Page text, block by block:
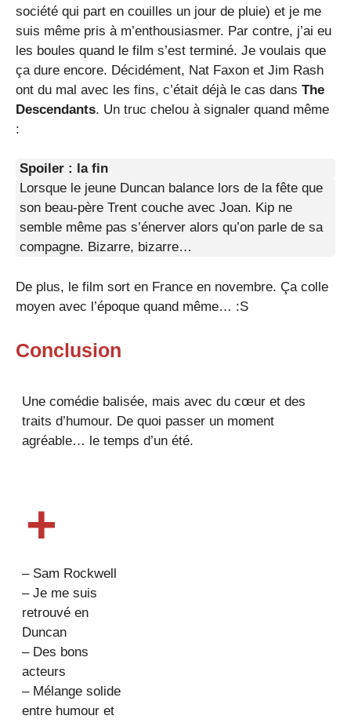
société qui part en couilles un jour de pluie) et je me
suis même pris à m’enthousiasmer. Par contre, j’ai eu
les boules quand le film s’est terminé. Je voulais que
ça dure encore. Décidément, Nat Faxon et Jim Rash
ont du mal avec les fins, c’était déjà le cas dans The
Descendants. Un truc chelou à signaler quand même
:
Spoiler : la fin
Lorsque le jeune Duncan balance lors de la fête que
son beau-père Trent couche avec Joan. Kip ne
semble même pas s’énerver alors qu’on parle de sa
compagne. Bizarre, bizarre…
De plus, le film sort en France en novembre. Ça colle
moyen avec l’époque quand même… :S
Conclusion
Une comédie balisée, mais avec du cœur et des
traits d’humour. De quoi passer un moment
agréable… le temps d’un été.
+
– Sam Rockwell
– Je me suis
retrouvé en
Duncan
– Des bons
acteurs
– Mélange solide
entre humour et